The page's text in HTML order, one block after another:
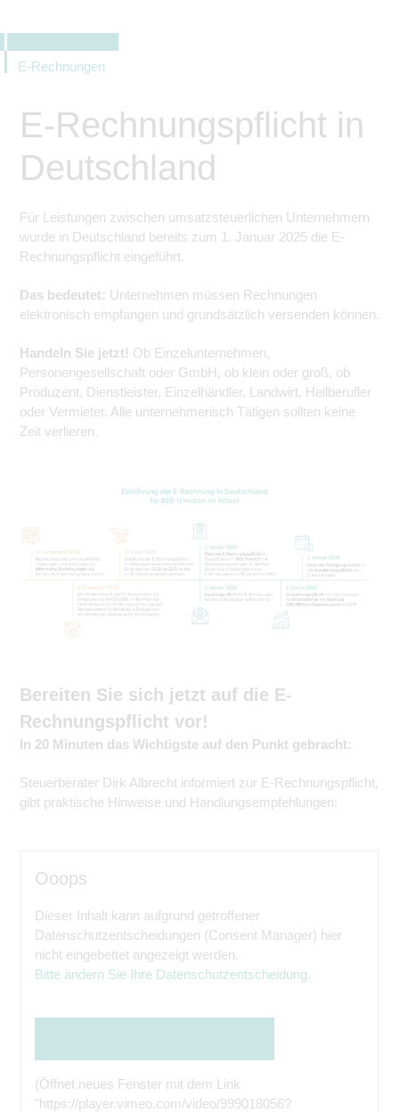
E-Rechnungen
E-Rechnungspflicht in
Deutschland
Für Leistungen zwischen umsatzsteuerlichen Unternehmern
wurde in Deutschland bereits zum 1. Januar 2025 die E-
Rechnungspflicht eingeführt.
Das bedeutet: Unternehmen müssen Rechnungen
elektronisch empfangen und grundsätzlich versenden können.
Handeln Sie jetzt! Ob Einzelunternehmen,
Personengesellschaft oder GmbH, ob klein oder groß, ob
Produzent, Dienstleister, Einzelhändler, Landwirt, Heilberufler
oder Vermieter. Alle unternehmerisch Tätigen sollten keine
Zeit verlieren.
Bereiten Sie sich jetzt auf die E-
Rechnungspflicht vor!
In 20 Minuten das Wichtigste auf den Punkt gebracht:
Steuerberater Dirk Albrecht informiert zur E-Rechnungspflicht,
gibt praktische Hinweise und Handlungsempfehlungen:
Ooops
Dieser Inhalt kann aufgrund getroffener
Datenschutzentscheidungen (Consent Manager) hier
nicht eingebettet angezeigt werden.
Bitte ändern Sie Ihre Datenschutzentscheidung.
(Öffnet neues Fenster mit dem Link
"https://player.vimeo.com/video/999018056?